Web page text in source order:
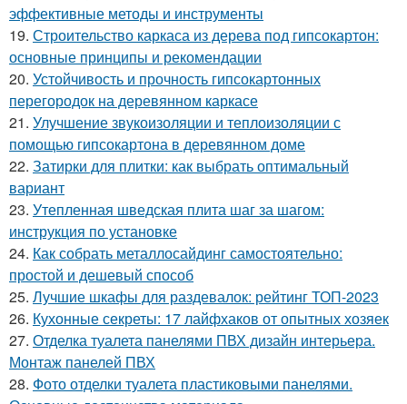
эффективные методы и инструменты
19. Строительство каркаса из дерева под гипсокартон:
основные принципы и рекомендации
20. Устойчивость и прочность гипсокартонных
перегородок на деревянном каркасе
21. Улучшение звукоизоляции и теплоизоляции с
помощью гипсокартона в деревянном доме
22. Затирки для плитки: как выбрать оптимальный
вариант
23. Утепленная шведская плита шаг за шагом:
инструкция по установке
24. Как собрать металлосайдинг самостоятельно:
простой и дешевый способ
25. Лучшие шкафы для раздевалок: рейтинг ТОП-2023
26. Кухонные секреты: 17 лайфхаков от опытных хозяек
27. Отделка туалета панелями ПВХ дизайн интерьера.
Монтаж панелей ПВХ
28. Фото отделки туалета пластиковыми панелями.